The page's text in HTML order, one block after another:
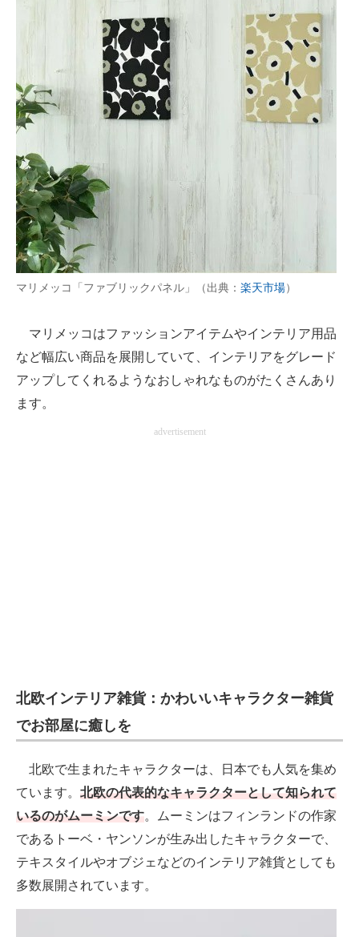
マリメッコ「ファブリックパネル」（出典： 楽天市場）
マリメッコはファッションアイテムやインテリア用品
など幅広い商品を展開していて、インテリアをグレード
アップしてくれるようなおしゃれなものがたくさんあり
ます。
advertisement
北欧インテリア雑貨：かわいいキャラクター雑貨
でお部屋に癒しを
北欧で生まれたキャラクターは、日本でも人気を集め
ています。 北欧の代表的なキャラクターとして知られて
いるのがムーミンです。ムーミンはフィンランドの作家
であるトーベ・ヤンソンが生み出したキャラクターで、
テキスタイルやオブジェなどのインテリア雑貨としても
多数展開されています。